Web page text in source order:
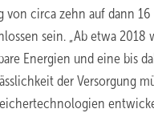
von circa zehn auf dann
sein. „Ab etwa
Energien und eine bis
der Versorgung